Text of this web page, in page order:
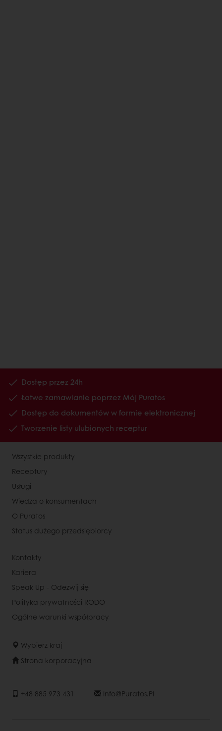
Dostęp przez 24h
Łatwe zamawianie poprzez Mój Puratos
Dostęp do dokumentów w formie elektronicznej
Tworzenie listy ulubionych receptur
Wszystkie produkty
Receptury
Usługi
Wiedza o konsumentach
O Puratos
Status dużego przedsiębiorcy
Kontakty
Kariera
Speak Up - Odezwij się
Polityka prywatności RODO
Ogólne warunki współpracy
Wybierz kraj
Strona korporacyjna
+48 885 973 431 Info@puratos.pl